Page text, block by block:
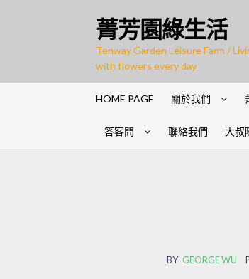
菁芳園綠生活
Tenway Garden Leisure Farm /
with flowers every day
HOME PAGE 關於我們
答客問 聯絡我們 大叔
BY GEORGE WU